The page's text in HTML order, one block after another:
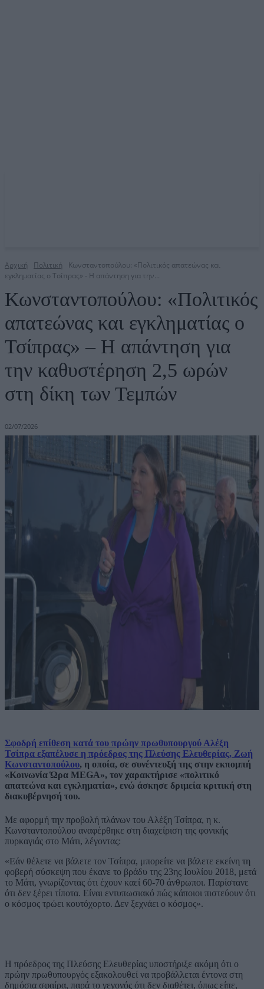
Αρχική Πολιτική
Κωνσταντοπούλου: «Πολιτικός απατεώνας και
εγκληματίας ο Τσίπρας» - Η απάντηση για την...
Κωνσταντοπούλου: «Πολιτικός
απατεώνας και εγκληματίας ο
Τσίπρας» – Η απάντηση για
την καθυστέρηση 2,5 ωρών
στη δίκη των Τεμπών
02/07/2026
Σφοδρή επίθεση κατά του πρώην πρωθυπουργού Αλέξη
Τσίπρα εξαπέλυσε η πρόεδρος της Πλεύσης Ελευθερίας, Ζωή
Κωνσταντοπούλου, η οποία, σε συνέντευξή της στην εκπομπή
«Κοινωνία Ώρα MEGA», τον χαρακτήρισε «πολιτικό
απατεώνα και εγκληματία», ενώ άσκησε δριμεία κριτική στη
διακυβέρνησή του.
Με αφορμή την προβολή πλάνων του Αλέξη Τσίπρα, η κ.
Κωνσταντοπούλου αναφέρθηκε στη διαχείριση της φονικής
πυρκαγιάς στο Μάτι, λέγοντας:
«Εάν θέλετε να βάλετε τον Τσίπρα, μπορείτε να βάλετε εκείνη τη
φοβερή σύσκεψη που έκανε το βράδυ της 23ης Ιουλίου 2018, μετά
το Μάτι, γνωρίζοντας ότι έχουν καεί 60-70 άνθρωποι. Παρίστανε
ότι δεν ξέρει τίποτα. Είναι εντυπωσιακό πώς κάποιοι πιστεύουν ότι
ο κόσμος τρώει κουτόχορτο. Δεν ξεχνάει ο κόσμος».
Η πρόεδρος της Πλεύσης Ελευθερίας υποστήριξε ακόμη ότι ο
πρώην πρωθυπουργός εξακολουθεί να προβάλλεται έντονα στη
δημόσια σφαίρα, παρά το γεγονός ότι δεν διαθέτει, όπως είπε,